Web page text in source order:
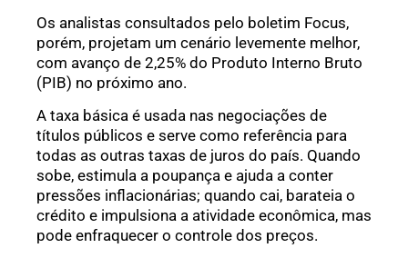
Os analistas consultados pelo boletim Focus,
porém, projetam um cenário levemente melhor,
com avanço de 2,25% do Produto Interno Bruto
(PIB) no próximo ano.
A taxa básica é usada nas negociações de
títulos públicos e serve como referência para
todas as outras taxas de juros do país. Quando
sobe, estimula a poupança e ajuda a conter
pressões inflacionárias; quando cai, barateia o
crédito e impulsiona a atividade econômica, mas
pode enfraquecer o controle dos preços.